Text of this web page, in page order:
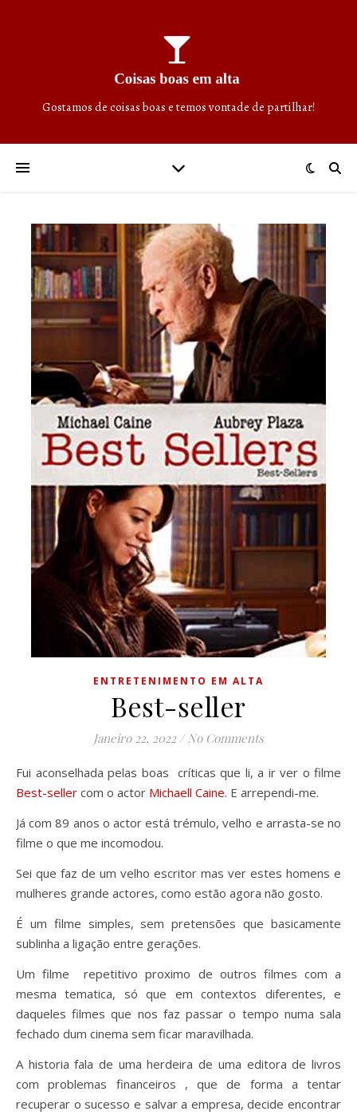
Gostamos de coisas boas e temos vontade de partilhar!
ENTRETENIMENTO EM ALTA
Best-seller
Janeiro 22, 2022 / No Comments
Fui aconselhada pelas boas críticas que li, a ir ver o filme
Best-seller com o actor Michaell Caine. E arrependi-me.
Já com 89 anos o actor está trémulo, velho e arrasta-se no
filme o que me incomodou.
Sei que faz de um velho escritor mas ver estes homens e
mulheres grande actores, como estão agora não gosto.
É um filme simples, sem pretensões que basicamente
sublinha a ligação entre gerações.
Um filme repetitivo proximo de outros filmes com a
mesma tematica, só que em contextos diferentes, e
daqueles filmes que nos faz passar o tempo numa sala
fechado dum cinema sem ficar maravilhada.
A historia fala de uma herdeira de uma editora de livros
com problemas financeiros , que de forma a tentar
recuperar o sucesso e salvar a empresa, decide encontrar